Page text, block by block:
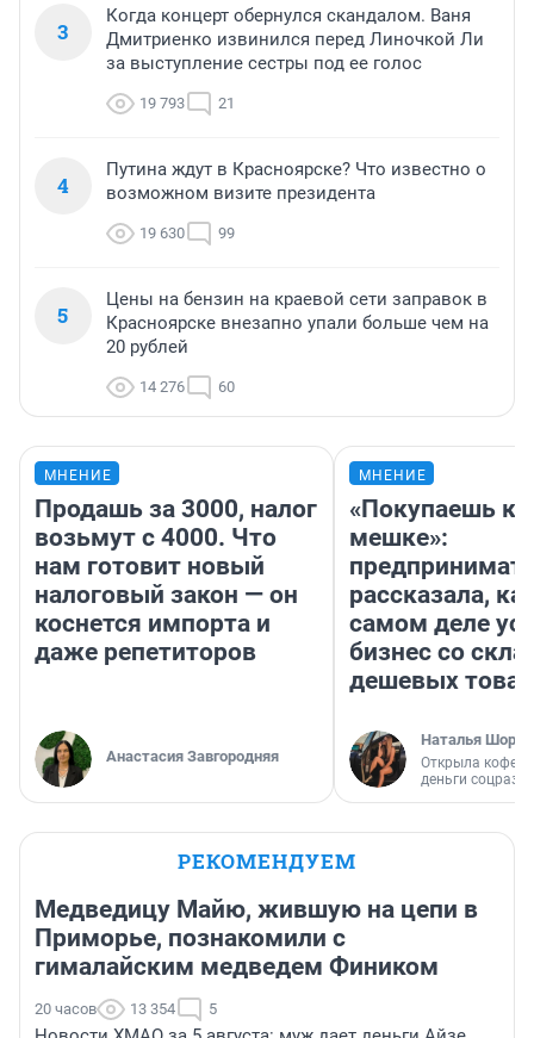
3
Когда концерт обернулся скандалом. Ваня
Дмитриенко извинился перед Линочкой Ли
за выступление сестры под ее голос
19 793 21
4
Путина ждут в Красноярске? Что известно о
возможном визите президента
19 630 99
5
Цены на бензин на краевой сети заправок в
Красноярске внезапно упали больше чем на
20 рублей
14 276 60
МНЕНИЕ
Продашь за 3000, налог
возьмут с 4000. Что
нам готовит новый
налоговый закон — он
коснется импорта и
даже репетиторов
Анастасия Завгородняя
МНЕНИЕ
«Покупаешь
мешке»:
рассказала,
самом деле
бизнес со
дешевых
Наталья
Открыла
деньги
РЕКОМЕНДУЕМ
Медведицу Майю, жившую на цепи в
Приморье, познакомили с
гималайским медведем Фиником
20 часов 13 354 5